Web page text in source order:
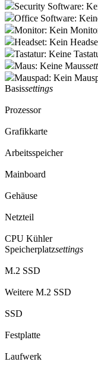
Security Software:
Office Software:
Monitor: Kein
Headset: Kein
Tastatur: Keine
Maus: Keine Maus
Mauspad: Kein
Basissettings
Prozessor
Grafikkarte
Arbeitsspeicher
Mainboard
Gehäuse
Netzteil
CPU Kühler
Speicherplatzsettings
M.2 SSD
Weitere M.2 SSD
SSD
Festplatte
Laufwerk